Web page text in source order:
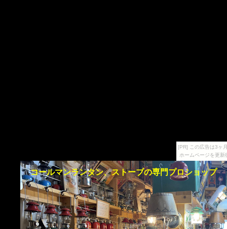
[PR] この広告は3ヶ
ホームページを更
コールマンランタン、ストーブの専門プロショップ